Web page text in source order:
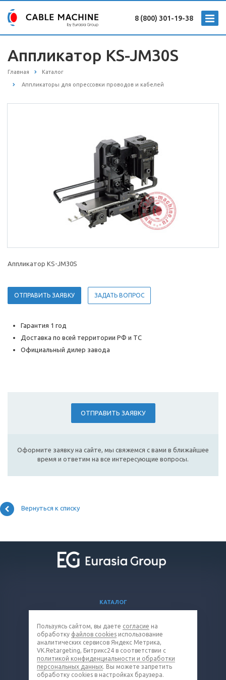
8 (800) 301-19-38
Аппликатор KS-JM30S
Главная Каталог
Аппликаторы для опрессовки проводов и кабелей
Аппликатор KS-JM30S
ОТПРАВИТЬ ЗАЯВКУ ЗАДАТЬ ВОПРОС
Гарантия 1 год
Доставка по всей территории РФ и ТС
Официальный дилер завода
ОТПРАВИТЬ ЗАЯВКУ
Оформите заявку на сайте, мы свяжемся с вами в ближайшее
время и ответим на все интересующие вопросы.
Вернуться к списку
КАТАЛОГ
КОМПАНИЯ
КОНТАКТЫ
8 (800) 301-19-38
cable@eq-mail.ru
Пользуясь сайтом, вы даете согласие на
обработку файлов cookies использование
аналитических сервисов Яндекс Метрика,
VK.Retargeting, Битрикс24 в соответствии с
политикой конфиденциальности и обработки
персональных данных. Вы можете запретить
обработку cookies в настройках браузера.